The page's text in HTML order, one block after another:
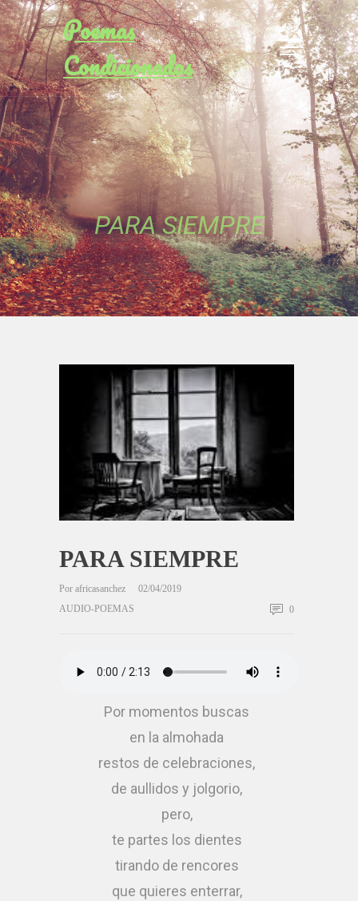
Poemas
Condicionados
PARA SIEMPRE
PARA SIEMPRE
Por africasanchez
02/04/2019
AUDIO-POEMAS
0
Por momentos buscas
en la almohada
restos de celebraciones,
de aullidos y jolgorio,
pero,
te partes los dientes
tirando de rencores
que quieres enterrar,